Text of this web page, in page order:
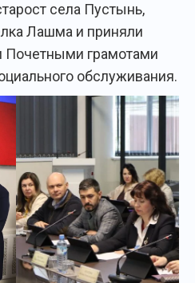
села Пустынь,
Лашма и приняли
грамотами
обслуживания.